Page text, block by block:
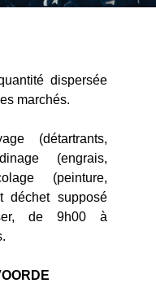
dispersée
marchés.
(détartrants,
(engrais,
(peinture,
déchet supposé
de 9h00 à